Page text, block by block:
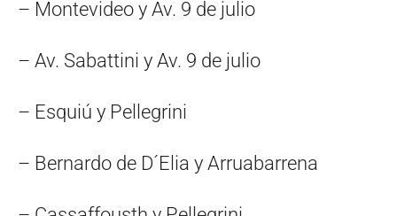
– Montevideo y Av. 9 de julio
– Av. Sabattini y Av. 9 de julio
– Esquiú y Pellegrini
– Bernardo de D´Elia y Arruabarrena